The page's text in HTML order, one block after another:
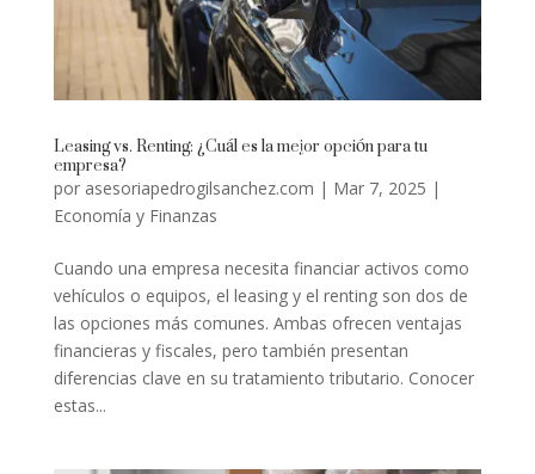
Leasing vs. Renting: ¿Cuál es la mejor opción para tu
empresa?
por asesoriapedrogilsanchez.com | Mar 7, 2025 |
Economía y Finanzas
Cuando una empresa necesita financiar activos como
vehículos o equipos, el leasing y el renting son dos de
las opciones más comunes. Ambas ofrecen ventajas
financieras y fiscales, pero también presentan
diferencias clave en su tratamiento tributario. Conocer
estas...